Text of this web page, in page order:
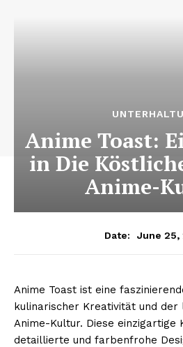
Anime Toast:
in Die
Anime-
Date: June 25,
Anime Toast ist eine
kulinarischer Kreativität und der
Anime-Kultur. Diese einzigartige
detaillierte und farbenfrohe